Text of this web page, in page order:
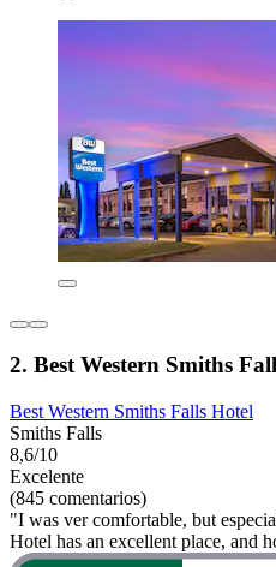
2. Best Western Smiths
Best Western Smiths Falls Hotel
Smiths Falls
8,6/10
Excelente
(845 comentarios)
"I was ver comfortable, but
Hotel has an excellent place, and